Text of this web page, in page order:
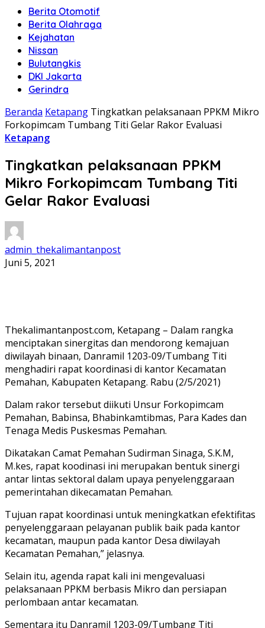
Berita Otomotif
Berita Olahraga
Kejahatan
Nissan
Bulutangkis
DKI Jakarta
Gerindra
Beranda Ketapang Tingkatkan pelaksanaan PPKM Mikro
Forkopimcam Tumbang Titi Gelar Rakor Evaluasi
Ketapang
Tingkatkan pelaksanaan PPKM
Mikro Forkopimcam Tumbang Titi
Gelar Rakor Evaluasi
admin_thekalimantanpost
Juni 5, 2021
Thekalimantanpost.com, Ketapang – Dalam rangka
menciptakan sinergitas dan mendorong kemajuan
diwilayah binaan, Danramil 1203-09/Tumbang Titi
menghadiri rapat koordinasi di kantor Kecamatan
Pemahan, Kabupaten Ketapang. Rabu (2/5/2021)
Dalam rakor tersebut diikuti Unsur Forkopimcam
Pemahan, Babinsa, Bhabinkamtibmas, Para Kades dan
Tenaga Medis Puskesmas Pemahan.
Dikatakan Camat Pemahan Sudirman Sinaga, S.K.M,
M.kes, rapat koodinasi ini merupakan bentuk sinergi
antar lintas sektoral dalam upaya penyelenggaraan
pemerintahan dikecamatan Pemahan.
Tujuan rapat koordinasi untuk meningkatkan efektifitas
penyelenggaraan pelayanan publik baik pada kantor
kecamatan, maupun pada kantor Desa diwilayah
Kecamatan Pemahan,” jelasnya.
Selain itu, agenda rapat kali ini mengevaluasi
pelaksanaan PPKM berbasis Mikro dan persiapan
perlombaan antar kecamatan.
Sementara itu Danramil 1203-09/Tumbang Titi